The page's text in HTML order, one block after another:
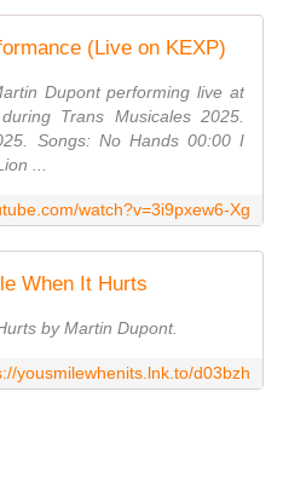
(Live on KEXP)
Dupont performing live at
Trans Musicales 2025.
Songs: No Hands 00:00 I
...
watch?v=3i9pxew6-Xg
When It Hurts
by Martin Dupont.
yousmilewhenits.lnk.to/d03bzh